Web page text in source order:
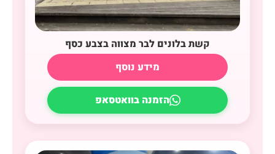
קשת בלונים לבר מצווה בצבע כסף
מידע נוסף
הזמנה בוואטסאפ